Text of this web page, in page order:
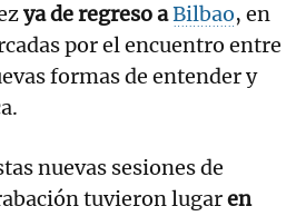
ya de regreso aBilbao, en
por el encuentro entre
formas de entender y
nuevas sesiones de
tuvieron lugaren